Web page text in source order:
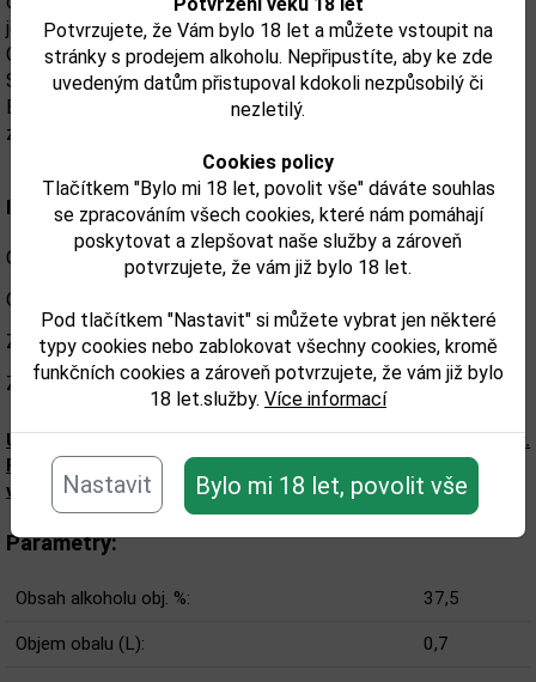
Potvrzujete, že Vám bylo 18 let a můžete vstoupit na
stránky s prodejem alkoholu. Nepřipustíte, aby ke zde
uvedeným datům přistupoval kdokoli nezpůsobilý či
nezletilý.
Cookies policy
Tlačítkem "Bylo mi 18 let, povolit vše" dáváte souhlas
se zpracováním všech cookies, které nám pomáhají
poskytovat a zlepšovat naše služby a zároveň
potvrzujete, že vám již bylo 18 let.
Pod tlačítkem "Nastavit" si můžete vybrat jen některé
typy cookies nebo zablokovat všechny cookies, kromě
funkčních cookies a zároveň potvrzujete, že vám již bylo
18 let.služby. Více informací
Nastavit Bylo mi 18 let, povolit vše
jednou z nejpopulárnějších. Dnes do řady rumů Barceló patří:
Gran Platinum, Gran Anejo, Anejo, Gold, White a Cream Barceló.
Společnost také získala v roce 2000 prestižní ocenní od
Brevage Testing Institute of Chicago (Chicagský institut na
zkoumání nápojů).
Informace
Obsah alkoholu: 37,5%
Obsah lahve: 0,7l
Země původu: Dominikánská republika
Značka: Barcelo
Upozorňujeme, že tento produkt může obsahovat alergeny.
Přesné složení a alergeny jsou k dispozici na obalu
výrobku. Zkontrolujte prosím před konzumací.
Parametry:
Obsah alkoholu obj. %: 37,5
Objem obalu (L): 0,7